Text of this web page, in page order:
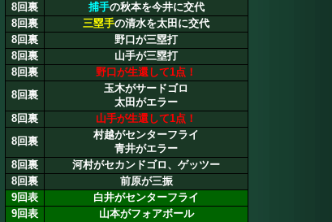
8回裏
捕手の秋本を今井に交代
8回裏
三塁手の清水を太田に交代
8回裏
野口が三塁打
8回裏
山手が三塁打
8回裏
野口が生還して1点！
8回裏
玉木がサードゴロ
太田がエラー
8回裏
山手が生還して1点！
8回裏
村越がセンターフライ
青井がエラー
8回裏
河村がセカンドゴロ、ゲッツー
8回裏
前原が三振
9回表
白井がセンターフライ
9回表
山本がフォアボール